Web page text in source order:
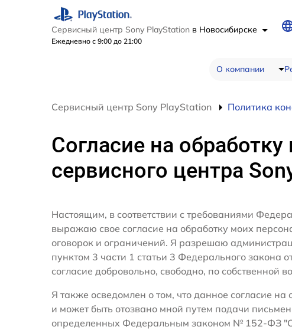
Сервисный центр Sony PlayStation в Новосибирске
Ежедневно с 9:00 до 21:00
О компании
Сервисный центр Sony PlayStation Политика
Согласие на
сервисного центра
Настоящим, в соответствии с требованиями
выражаю свое согласие на обработку моих
оговорок и ограничений. Я разрешаю
пунктом 3 части 1 статьи 3 Федерального
согласие добровольно, свободно, по собственной
Я также осведомлен о том, что данное согласие
и может быть отозвано мной путем подачи
определенных Федеральным законом № 152-ФЗ